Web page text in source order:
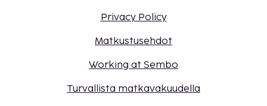
Privacy Policy
Matkustusehdot
Working at Sembo
Turvallista matkavakuudella